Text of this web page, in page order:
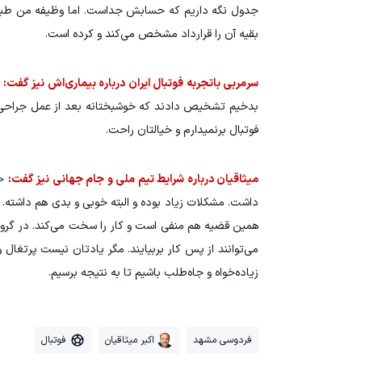
جدول نگه داریم که حسابش جداست. اما وظیفه من طبق
بقیه‌ آن را قرارداد مشخص می‌کند و کرده است.
سرمربی باتجربه فوتبال ایران درباره بیماری‌اش نیز گفت:
بدخیم تشخیص دادند که خوشبختانه بعد از عمل
فوتبال برنمیدارم و خیالتان راحت.
میثاقیان درباره شرایط تیم ملی و جام جهانی نیز گفت:
داشت. مشکلات زیاد بوده و البته خوبی و بدی هم
همین قضیه هم منفی است و کار را سخت می‌کند. در
می‌توانند از پس کار بربیایند. مگر یادتان نیست
زیاده‌خواه و جاه‌طلب باشیم تا به نتیجه برسیم.
فردوسی مشهد اکبر میثاقیان فوتبال